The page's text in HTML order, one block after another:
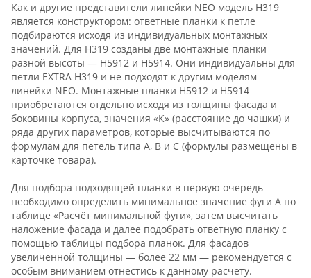
Как и другие представители линейки NEO модель Н319
является конструктором: ответные планки к петле
подбираются исходя из индивидуальных монтажных
значений. Для Н319 созданы две монтажные планки
разной высоты — Н5912 и Н5914. Они индивидуальны для
петли EXTRA Н319 и не подходят к другим моделям
линейки NEO. Монтажные планки Н5912 и Н5914
приобретаются отдельно исходя из толщины фасада и
боковины корпуса, значения «К» (расстояние до чашки) и
ряда других параметров, которые высчитываются по
формулам для петель типа А, В и С (формулы размещены в
карточке товара).
Для подбора подходящей планки в первую очередь
необходимо определить минимальное значение фуги А по
таблице «Расчёт минимальной фуги», затем высчитать
наложение фасада и далее подобрать ответную планку с
помощью таблицы подбора планок. Для фасадов
увеличенной толщины — более 22 мм — рекомендуется с
особым вниманием отнестись к данному расчёту.